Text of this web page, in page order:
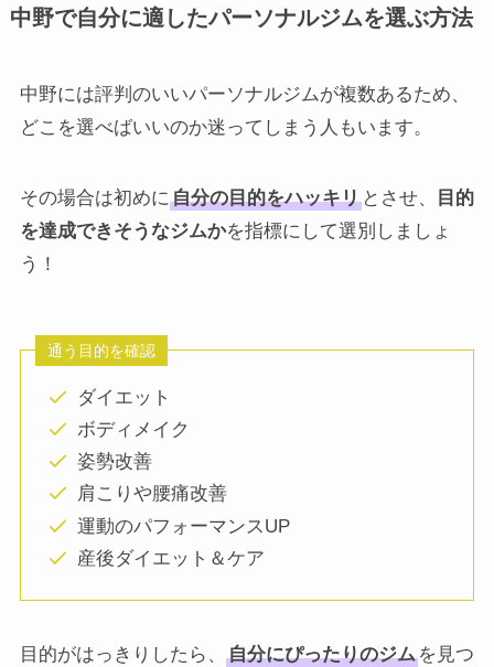
中野で自分に適したパーソナルジムを選ぶ方法
中野には評判のいいパーソナルジムが複数あるため、
どこを選べばいいのか迷ってしまう人もいます。
その場合は初めに 自分の目的をハッキリとさせ、
目的
を達成できそうなジムかを指標にして選別しましょ
う！
通う目的を確認
ダイエット
ボディメイク
姿勢改善
肩こりや腰痛改善
運動のパフォーマンスUP
産後ダイエット＆ケア
目的がはっきりしたら、 自分にぴったりのジムを見つ